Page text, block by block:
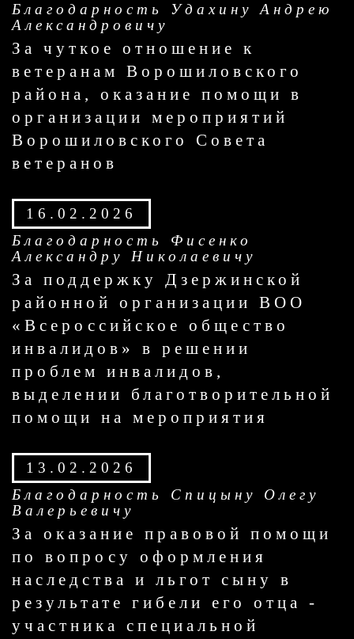
Благодарность Удахину Андрею
Александровичу
За чуткое отношение к
ветеранам Ворошиловского
района, оказание помощи в
организации мероприятий
Ворошиловского Совета
ветеранов
16.02.2026
Благодарность Фисенко
Александру Николаевичу
За поддержку Дзержинской
районной организации ВОО
«Всероссийское общество
инвалидов» в решении
проблем инвалидов,
выделении благотворительной
помощи на мероприятия
13.02.2026
Благодарность Спицыну Олегу
Валерьевичу
За оказание правовой помощи
по вопросу оформления
наследства и льгот сыну в
результате гибели его отца -
участника специальной